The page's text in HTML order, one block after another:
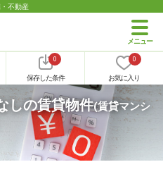
不動産
0
保存した条件
0
お気に入り
しの賃貸物件(賃貸マンシ